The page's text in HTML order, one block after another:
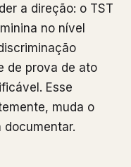
a direção: o TST
no nível
de prova de ato
Esse
muda o
documentar.